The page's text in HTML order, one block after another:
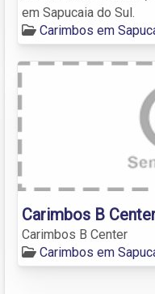
em Sapucaia do Sul.
Carimbos em
Carimbos B
Carimbos B Center
Carimbos em